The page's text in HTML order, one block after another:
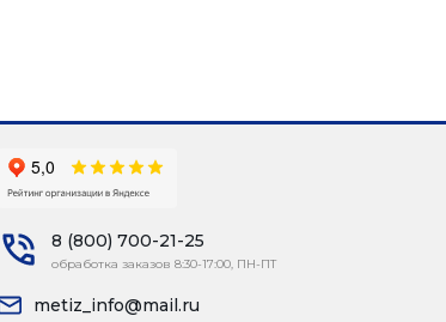
8 (800) 700-21-25
обработка заказов 8:30-17:00, ПН-ПТ
metiz_info@mail.ru